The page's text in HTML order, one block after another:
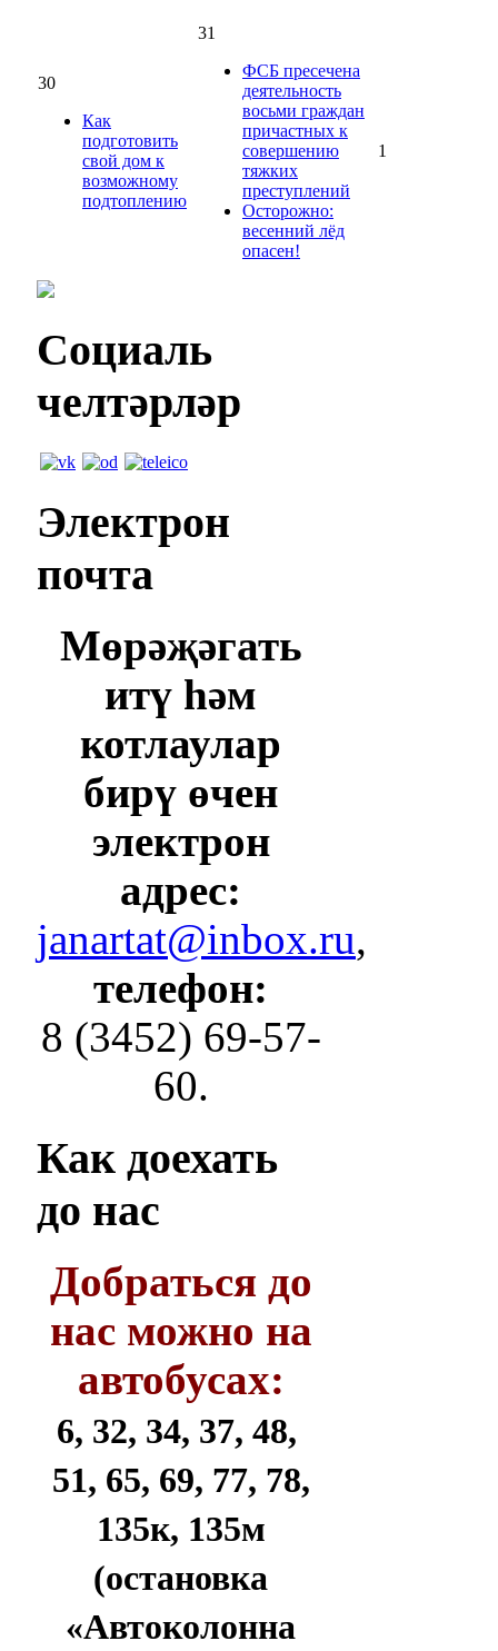
30
Как
подготовить
свой дом к
возможному
подтоплению
31
ФСБ пресечена
деятельность
восьми граждан
причастных к
совершению
тяжких
преступлений
Осторожно:
весенний лёд
опасен!
1
Социаль
челтәрләр
Электрон
почта
Мөрәҗәгать
итү һәм
котлаулар
бирү өчен
электрон
адрес:
janartat@inbox.ru,
телефон:
8 (3452) 69-57-
60.
Как доехать
до нас
Добраться до
нас можно на
автобусах:
6, 32, 34, 37, 48,
51, 65, 69, 77, 78,
135к, 135м
(остановка
«Автоколонна